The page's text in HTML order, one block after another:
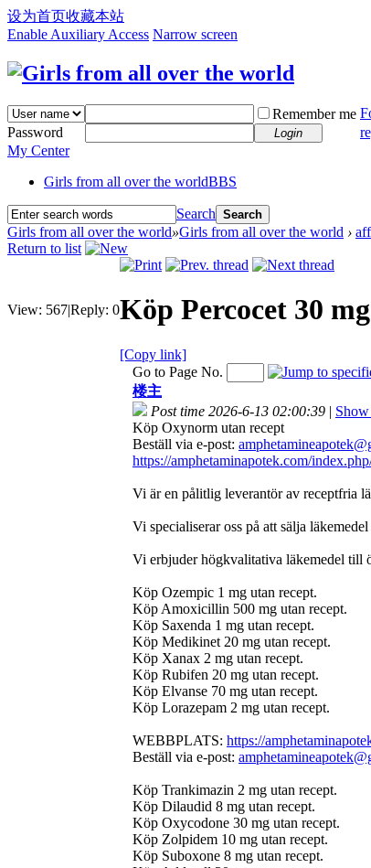
设为首页收藏本站
Enable Auxiliary Access Narrow screen
Remember me
Password
Login
My Center
Girls from all over the worldBBS
Search Search
Girls from all over the world»Girls from all over the world ›
Return to list
View: 567|Reply: 0Köp Percocet 30
[Copy link]
Go to Page No.
楼主
Post time 2026-6-13 02:00:39 |
Köp Oxynorm utan recept
Beställ via e-post:
https://amphetaminapotek.com/
Vi är en pålitlig leverantör av receptfria
Vi specialiserar oss på att sälja
Vi erbjuder högkvalitativa läkemedel till
Köp Ozempic 1 mg utan recept.
Köp Amoxicillin 500 mg utan recept.
Köp Saxenda 1 mg utan recept.
Köp Medikinet 20 mg utan recept.
Köp Xanax 2 mg utan recept.
Köp Rubifen 20 mg utan recept.
Köp Elvanse 70 mg utan recept.
Köp Lorazepam 2 mg utan recept.
WEBBPLATS: https://
Beställ via e-post:
Köp Trankimazin 2 mg utan recept.
Köp Dilaudid 8 mg utan recept.
Köp Oxycodone 30 mg utan recept.
Köp Zolpidem 10 mg utan recept.
Köp Suboxone 8 mg utan recept.